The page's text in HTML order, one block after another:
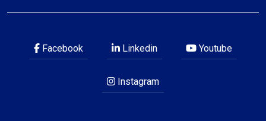
Facebook Linkedin Youtube
Instagram